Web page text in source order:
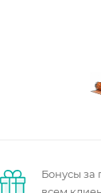
Бонусы за